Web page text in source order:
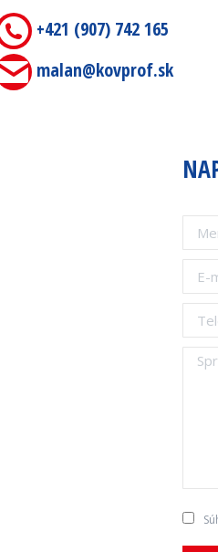
+421 (907) 742 165
malan@kovprof.sk
E-